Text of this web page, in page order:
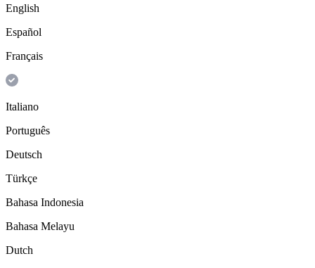
English
Español
Français
Italiano
Português
Deutsch
Türkçe
Bahasa Indonesia
Bahasa Melayu
Dutch